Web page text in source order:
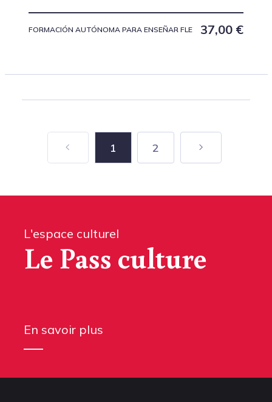
FORMACIÓN AUTÓNOMA PARA ENSEÑAR FLE 37,00 €
1 2
L'espace culturel
Le Pass culture
En savoir plus